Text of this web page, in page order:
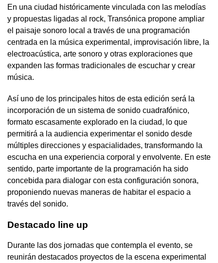
En una ciudad históricamente vinculada con las melodías
y propuestas ligadas al rock, Transónica propone ampliar
el paisaje sonoro local a través de una programación
centrada en la música experimental, improvisación libre, la
electroacústica, arte sonoro y otras exploraciones que
expanden las formas tradicionales de escuchar y crear
música.
Así uno de los principales hitos de esta edición será la
incorporación de un sistema de sonido cuadrafónico,
formato escasamente explorado en la ciudad, lo que
permitirá a la audiencia experimentar el sonido desde
múltiples direcciones y espacialidades, transformando la
escucha en una experiencia corporal y envolvente. En este
sentido, parte importante de la programación ha sido
concebida para dialogar con esta configuración sonora,
proponiendo nuevas maneras de habitar el espacio a
través del sonido.
Destacado line up
Durante las dos jornadas que contempla el evento, se
reunirán destacados proyectos de la escena experimental